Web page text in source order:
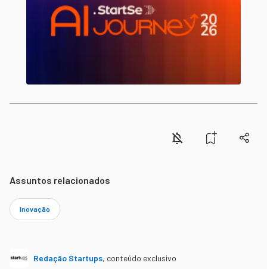
Assuntos relacionados
Inovação
Redação Startups, conteúdo exclusivo